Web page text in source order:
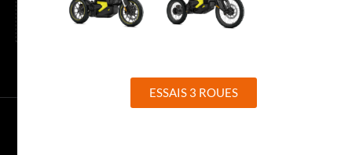
Samedi de 9h à 12h et de 13h30 à 17h30
ESSAIS 3 ROUES